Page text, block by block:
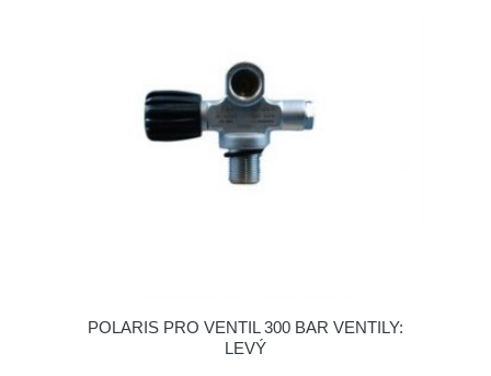
POLARIS PRO VENTIL 300 BAR VENTILY:
LEVÝ